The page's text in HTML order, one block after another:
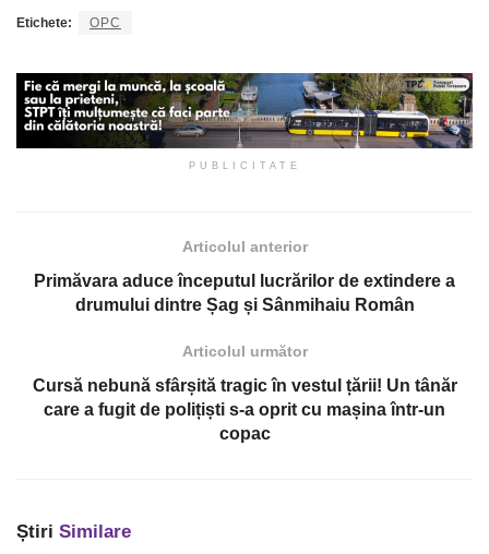
Etichete: OPC
PUBLICITATE
Articolul anterior
Primăvara aduce începutul lucrărilor de extindere a
drumului dintre Șag și Sânmihaiu Român
Articolul următor
Cursă nebună sfârșită tragic în vestul țării! Un tânăr
care a fugit de polițiști s-a oprit cu mașina într-un
copac
Știri Similare